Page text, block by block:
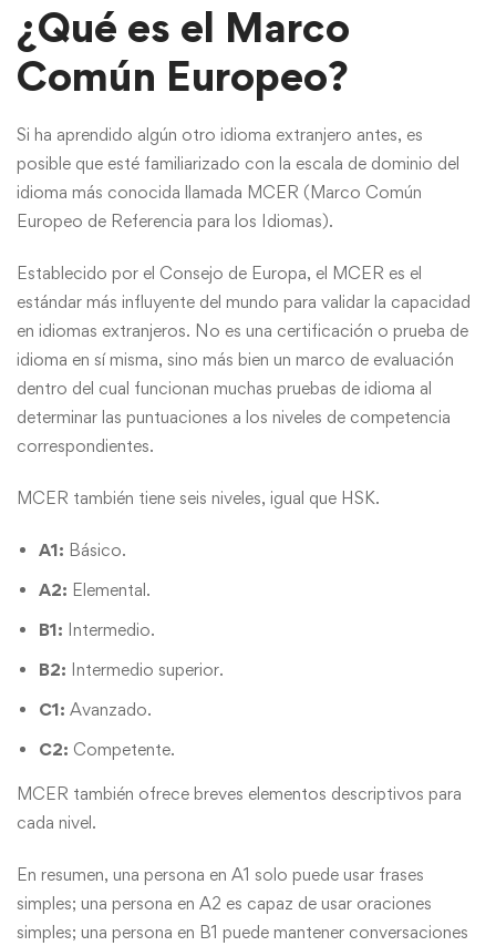
¿Qué es el Marco
Común Europeo?
Si ha aprendido algún otro idioma extranjero antes, es
posible que esté familiarizado con la escala de dominio del
idioma más conocida llamada MCER (Marco Común
Europeo de Referencia para los Idiomas).
Establecido por el Consejo de Europa, el MCER es el
estándar más influyente del mundo para validar la capacidad
en idiomas extranjeros. No es una certificación o prueba de
idioma en sí misma, sino más bien un marco de evaluación
dentro del cual funcionan muchas pruebas de idioma al
determinar las puntuaciones a los niveles de competencia
correspondientes.
MCER también tiene seis niveles, igual que HSK.
A1: Básico.
A2: Elemental.
B1: Intermedio.
B2: Intermedio superior.
C1: Avanzado.
C2: Competente.
MCER también ofrece breves elementos descriptivos para
cada nivel.
En resumen, una persona en A1 solo puede usar frases
simples; una persona en A2 es capaz de usar oraciones
simples; una persona en B1 puede mantener conversaciones